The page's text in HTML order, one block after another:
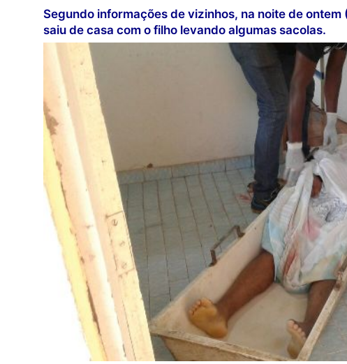
Segundo informações de vizinhos, na noite de
saiu de casa com o filho levando algumas sacolas.